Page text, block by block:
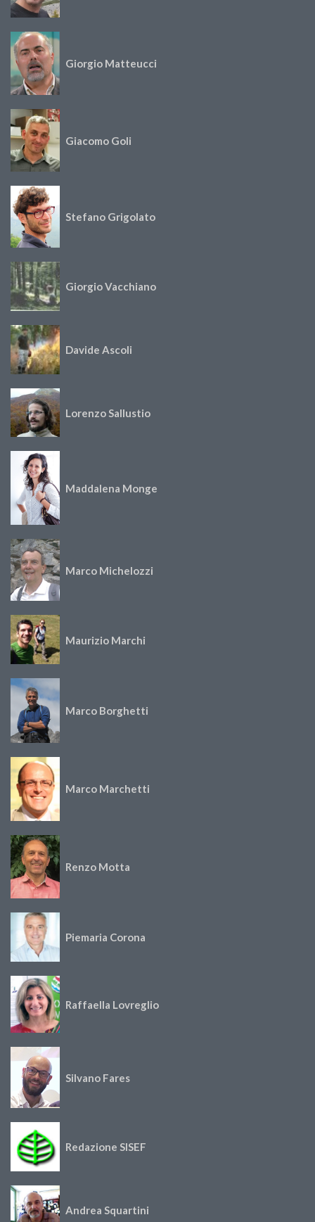
Giorgio Matteucci
Giacomo Goli
Stefano Grigolato
Giorgio Vacchiano
Davide Ascoli
Lorenzo Sallustio
Maddalena Monge
Marco Michelozzi
Maurizio Marchi
Marco Borghetti
Marco Marchetti
Renzo Motta
Piemaria Corona
Raffaella Lovreglio
Silvano Fares
Redazione SISEF
Andrea Squartini